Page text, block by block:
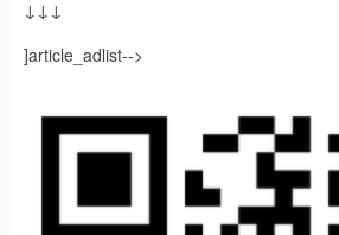
↓↓↓
]article_adlist-->